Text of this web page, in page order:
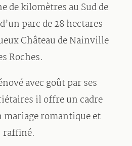
de kilomètres au Sud de
parc de 28 hectares
Château de Nainville
Roches.
avec goût par ses
il offre un cadre
romantique et
raffiné.